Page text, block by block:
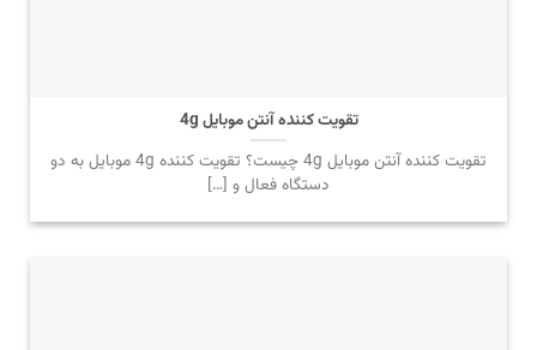
تقویت کننده آنتن موبایل 4g
تقویت کننده آنتن موبایل 4g چیست؟ تقویت کننده 4g موبایل به دو
دستگاه فعال و […]